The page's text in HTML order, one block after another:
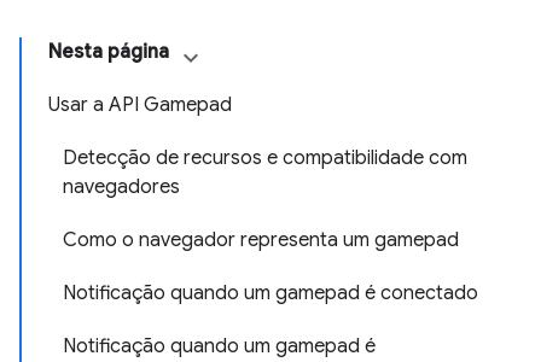
Nesta página
Usar a API Gamepad
Detecção de recursos e compatibilidade com
navegadores
Como o navegador representa um gamepad
Notificação quando um gamepad é conectado
Notificação quando um gamepad é